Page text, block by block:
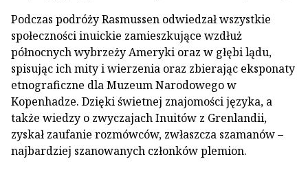
Podczas podróży Rasmussen odwiedzał wszystkie
społeczności inuickie zamieszkujące wzdłuż
północnych wybrzeży Ameryki oraz w głębi lądu,
spisując ich mity i wierzenia oraz zbierając eksponaty
etnograficzne dla Muzeum Narodowego w
Kopenhadze. Dzięki świetnej znajomości języka, a
także wiedzy o zwyczajach Inuitów z Grenlandii,
zyskał zaufanie rozmówców, zwłaszcza szamanów –
najbardziej szanowanych członków plemion.